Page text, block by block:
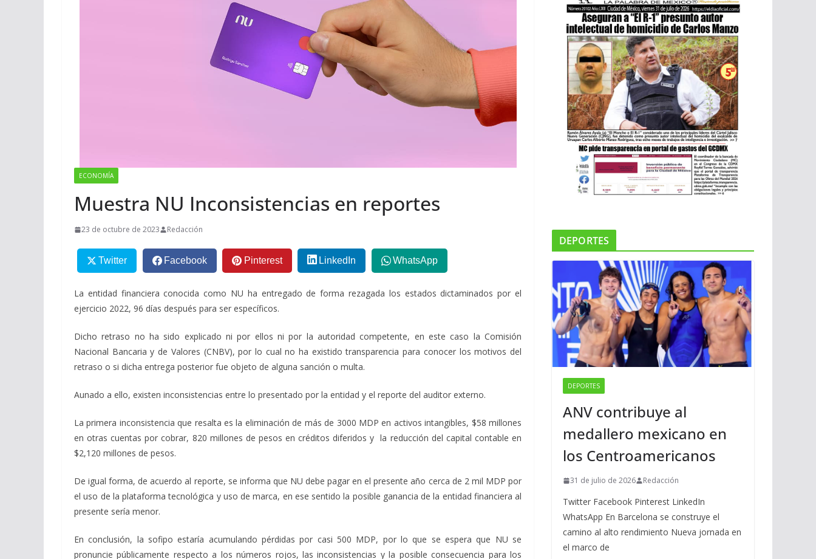
ECONOMÍA
Muestra NU Inconsistencias en reportes
23 de octubre de 2023 Redacción
Twitter Facebook Pinterest LinkedIn WhatsApp
La entidad financiera conocida como NU ha entregado de forma rezagada los estados dictaminados por el
ejercicio 2022, 96 días después para ser específicos.
Dicho retraso no ha sido explicado ni por ellos ni por la autoridad competente, en este caso la Comisión
Nacional Bancaria y de Valores (CNBV), por lo cual no ha existido transparencia para conocer los motivos del
retraso o si dicha entrega posterior fue objeto de alguna sanción o multa.
Aunado a ello, existen inconsistencias entre lo presentado por la entidad y el reporte del auditor externo.
La primera inconsistencia que resalta es la eliminación de más de 3000 MDP en activos intangibles, $58 millones
en otras cuentas por cobrar, 820 millones de pesos en créditos diferidos y la reducción del capital contable en
$2,120 millones de pesos.
De igual forma, de acuerdo al reporte, se informa que NU debe pagar en el presente año cerca de 2 mil MDP por
el uso de la plataforma tecnológica y uso de marca, en ese sentido la posible ganancia de la entidad financiera al
presente sería menor.
En conclusión, la sofipo estaría acumulando pérdidas por casi 500 MDP, por lo que se espera que NU se
pronuncie públicamente respecto a los números rojos, las inconsistencias y la posible consecuencia para los
DEPORTES
DEPORTES
ANV contribuye al
medallero mexicano en
los Centroamericanos
31 de julio de 2026 Redacción
Twitter Facebook Pinterest LinkedIn
WhatsApp En Barcelona se construye el
camino al alto rendimiento Nueva jornada en
el marco de